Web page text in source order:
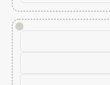
!